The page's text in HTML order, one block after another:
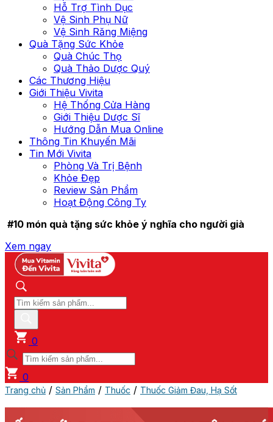
Hỗ Trợ Tình Dục
Vệ Sinh Phụ Nữ
Vệ Sinh Răng Miệng
Quà Tặng Sức Khỏe
Quà Chúc Thọ
Quà Thảo Dược Quý
Các Thương Hiệu
Giới Thiệu Vivita
Hệ Thống Cửa Hàng
Giới Thiệu Dược Sĩ
Hướng Dẫn Mua Online
Thông Tin Khuyến Mãi
Tin Mới Vivita
Phòng Và Trị Bệnh
Khỏe Đẹp
Review Sản Phẩm
Hoạt Động Công Ty
#10 món quà tặng sức khỏe ý nghĩa cho người già
Xem ngay
0
0
Trang chủ / Sản Phẩm / Thuốc / Thuốc Giảm Đau, Hạ Sốt